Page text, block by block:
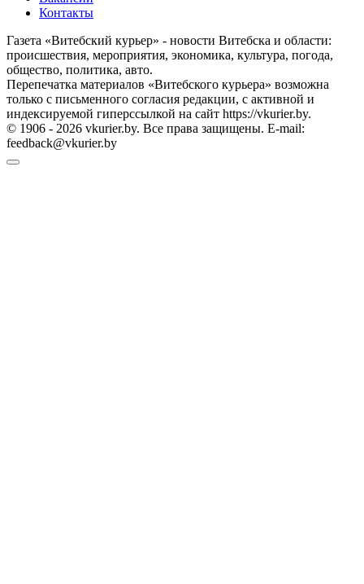
Контакты
Газета «Витебский курьер» - новости Витебска и области:
происшествия, мероприятия, экономика, культура, погода,
общество, политика, авто.
Перепечатка материалов «Витебского курьера» возможна
только с письменного согласия редакции, с активной и
индексируемой гиперссылкой на сайт https://vkurier.by.
© 1906 - 2026 vkurier.by. Все права защищены. E-mail:
feedback@vkurier.by